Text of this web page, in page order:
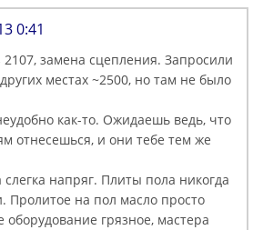
0:41
замена сцепления. Запросили
местах ~2500, но там не было
как-то. Ожидаешь ведь, что
отнесешься, и они тебе тем же
напряг. Плиты пола никогда
Пролитое на пол масло просто
оборудование грязное, мастера